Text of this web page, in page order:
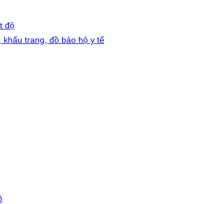
độ
trang, đồ bảo hộ y tế